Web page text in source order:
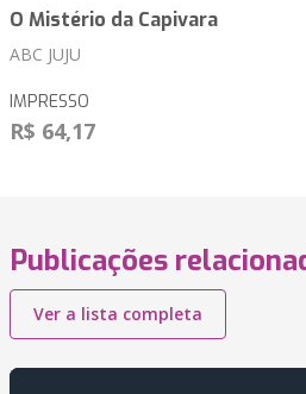
O Mistério da Capivara
ABC JUJU
IMPRESSO
R$ 64,17
Publicações
Ver a lista completa